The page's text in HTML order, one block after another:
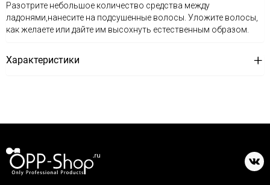
Разотрите небольшое количество средства между
ладонями,нанесите на подсушенные волосы. Уложите волосы,
как желаете или дайте им высохнуть естественным образом.
Характеристики